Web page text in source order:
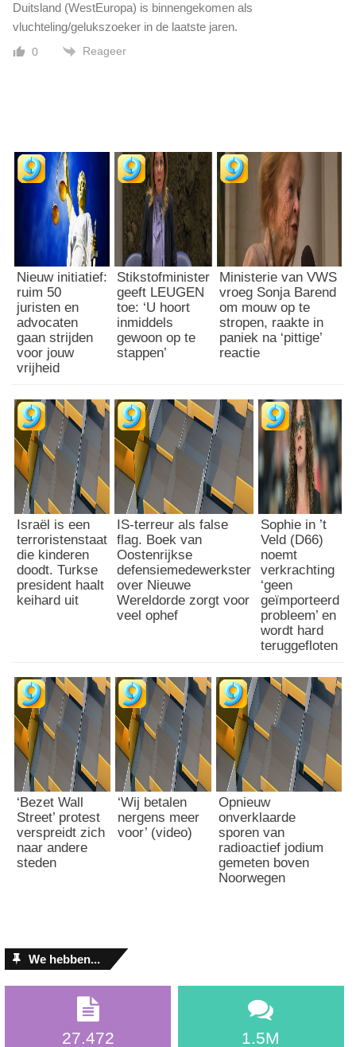
Duitsland (WestEuropa) is binnengekomen als
vluchteling/gelukszoeker in de laatste jaren.
0 Reageer
Nieuw initiatief:
ruim 50
juristen en
advocaten
gaan strijden
voor jouw
vrijheid
Stikstofminister
geeft LEUGEN
toe: ‘U hoort
inmiddels
gewoon op te
stappen’
Ministerie van VWS
vroeg Sonja Barend
om mouw op te
stropen, raakte in
paniek na ‘pittige’
reactie
Israël is een
terroristenstaat
die kinderen
doodt. Turkse
president haalt
keihard uit
IS-terreur als false
flag. Boek van
Oostenrijkse
defensiemedewerkster
over Nieuwe
Wereldorde zorgt voor
veel ophef
Sophie in ’t
Veld (D66)
noemt
verkrachting
‘geen
geïmporteerd
probleem’ en
wordt hard
teruggefloten
‘Bezet Wall
Street’ protest
verspreidt zich
naar andere
steden
‘Wij betalen
nergens meer
voor’ (video)
Opnieuw
onverklaarde
sporen van
radioactief jodium
gemeten boven
Noorwegen
We hebben...
27.472 1.5M